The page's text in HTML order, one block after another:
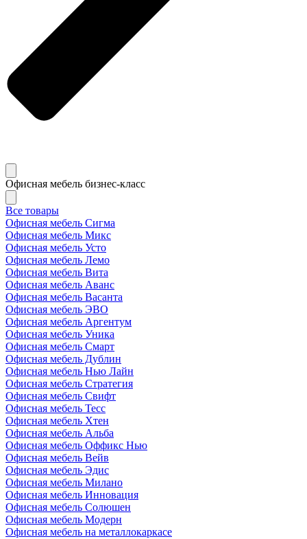
Офисная мебель бизнес-класс
Все товары
Офисная мебель Сигма
Офисная мебель Микс
Офисная мебель Усто
Офисная мебель Лемо
Офисная мебель Вита
Офисная мебель Аванс
Офисная мебель Васанта
Офисная мебель ЭВО
Офисная мебель Аргентум
Офисная мебель Уника
Офисная мебель Смарт
Офисная мебель Дублин
Офисная мебель Нью Лайн
Офисная мебель Стратегия
Офисная мебель Свифт
Офисная мебель Тесс
Офисная мебель Хтен
Офисная мебель Альба
Офисная мебель Оффикс Нью
Офисная мебель Вейв
Офисная мебель Эдис
Офисная мебель Милано
Офисная мебель Инновация
Офисная мебель Солюшен
Офисная мебель Модерн
Офисная мебель на металлокаркасе